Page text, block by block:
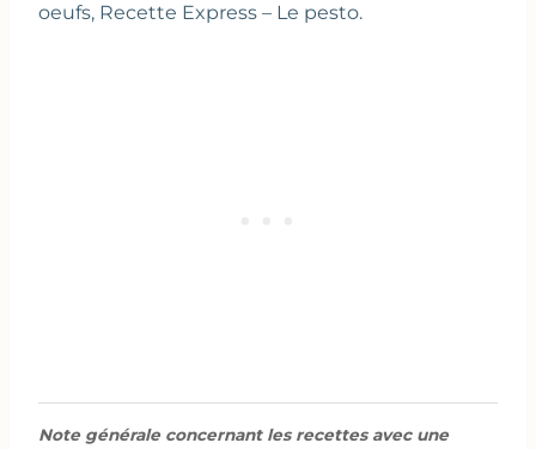
oeufs, Recette Express – Le pesto.
Note générale concernant les recettes avec une